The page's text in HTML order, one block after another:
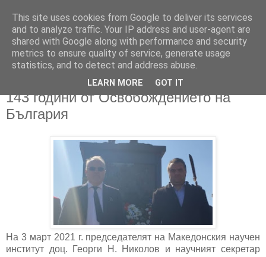
143 години от Освобождението на
България
На 3 март 2021 г. председателят на Македонския научен
институт доц. Георги Н. Николов и научният секретар
This site uses cookies from Google to deliver its services
and to analyze traffic. Your IP address and user-agent are
shared with Google along with performance and security
metrics to ensure quality of service, generate usage
statistics, and to detect and address abuse.
LEARN MORE GOT IT